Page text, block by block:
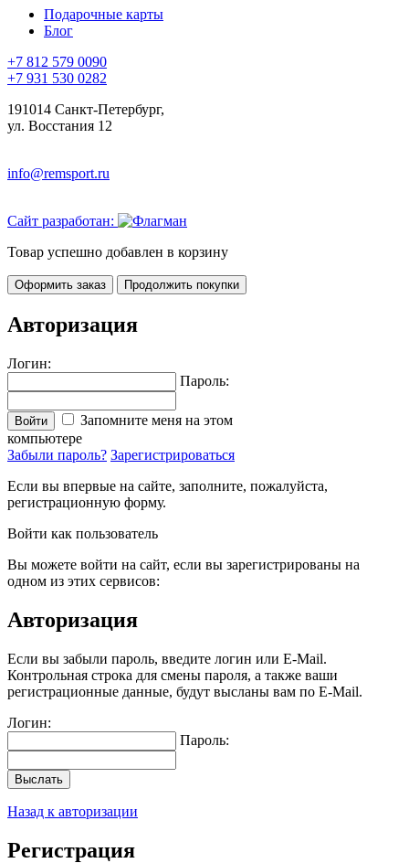
Подарочные карты
Блог
+7 812 579 0090
+7 931 530 0282
191014 Санкт-Петербург,
ул. Восстания 12
info@remsport.ru
Сайт разработан:
Товар успешно добавлен в корзину
Оформить заказ Продолжить покупки
Авторизация
Логин:
Пароль:
Войти
Запомните меня на этом
компьютере
Забыли пароль? Зарегистрироваться
Если вы впервые на сайте, заполните, пожалуйста,
регистрационную форму.
Войти как пользователь
Вы можете войти на сайт, если вы зарегистрированы на
одном из этих сервисов:
Авторизация
Если вы забыли пароль, введите логин или E-Mail.
Контрольная строка для смены пароля, а также ваши
регистрационные данные, будут высланы вам по E-Mail.
Логин:
Пароль:
Выслать
Назад к авторизации
Регистрация